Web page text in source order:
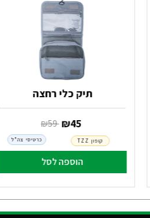
תיק כלי רחצה
‏ ₪
59 45
הוספה לסל
כרטיסי צה"ל קופון TZZ